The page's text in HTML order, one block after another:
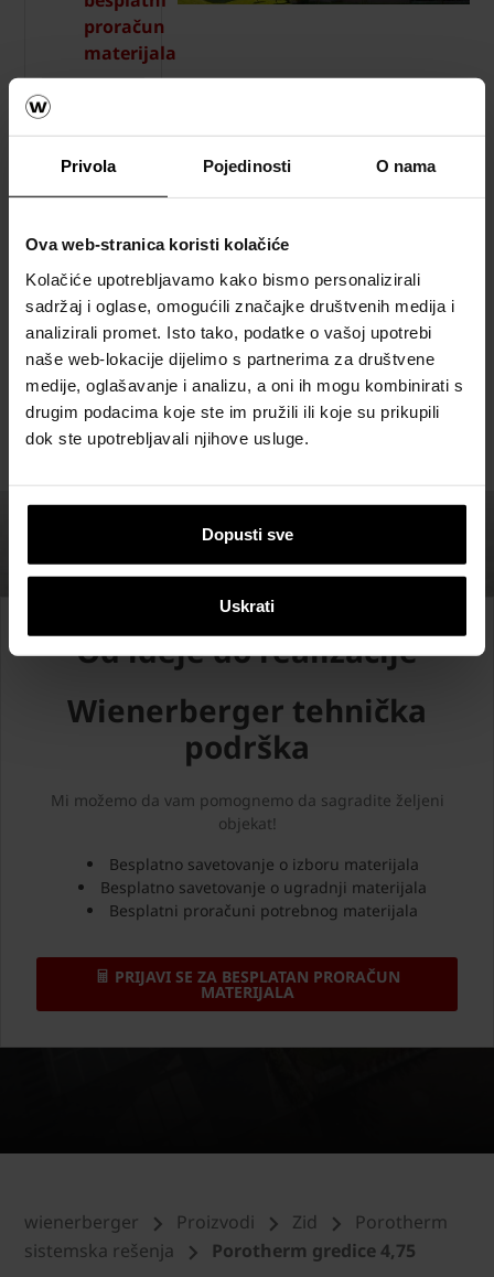
Privola Pojedinosti O nama
Ova web-stranica koristi kolačiće
Kolačiće upotrebljavamo kako bismo personalizirali
sadržaj i oglase, omogućili značajke društvenih medija i
analizirali promet. Isto tako, podatke o vašoj upotrebi
naše web-lokacije dijelimo s partnerima za društvene
medije, oglašavanje i analizu, a oni ih mogu kombinirati s
drugim podacima koje ste im pružili ili koje su prikupili
dok ste upotrebljavali njihove usluge.
Dopusti sve
Uskrati
proračun
materijala
tehnička
Referetni objekti
POGLEDAJTE REFERENTNE OBJEKTE
Od ideje do realizacije
Wienerberger tehnička
podrška
Mi možemo da vam pomognemo da sagradite željeni
objekat!
Besplatno savetovanje o izboru materijala
Besplatno savetovanje o ugradnji materijala
Besplatni proračuni potrebnog materijala
PRIJAVI SE ZA BESPLATAN PRORAČUN
MATERIJALA
wienerberger Proizvodi Zid
Porotherm
sistemska rešenja
Porotherm gredice 4,75